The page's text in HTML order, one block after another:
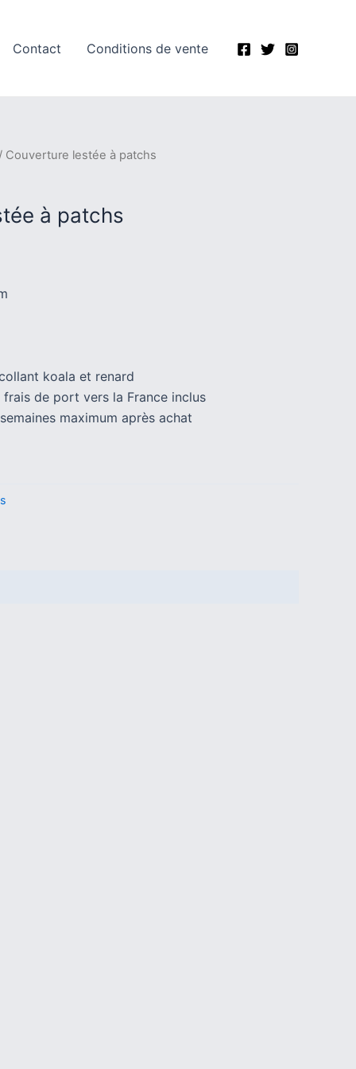
Contact Conditions de vente
Couverture lestée à patchs
à patchs
koala et renard
de port vers la France inclus
maximum après achat